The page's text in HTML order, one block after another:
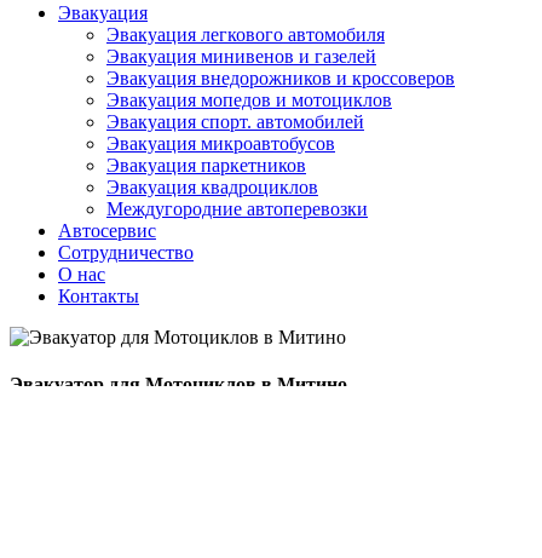
Эвакуация
Эвакуация легкового автомобиля
Эвакуация минивенов и газелей
Эвакуация внедорожников и кроссоверов
Эвакуация мопедов и мотоциклов
Эвакуация спорт. автомобилей
Эвакуация микроавтобусов
Эвакуация паркетников
Эвакуация квадроциклов
Междугородние автоперевозки
Автосервис
Сотрудничество
О нас
Контакты
Эвакуатор для Мотоциклов в Митино